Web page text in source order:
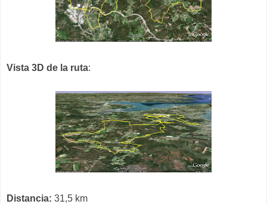
Vista 3D de la ruta:
Distancia: 31,5 km